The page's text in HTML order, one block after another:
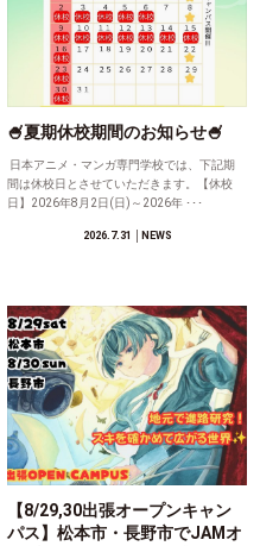
🍧夏期休校期間のお知らせ🍧
日本アニメ・マンガ専門学校では、下記期
間は休校日とさせていただきます。【休校
日】2026年8月2日(日)～2026年 ･･･
2026.7.31 │NEWS
【8/29,30出張オープンキャン
パス】松本市・長野市でJAMオ